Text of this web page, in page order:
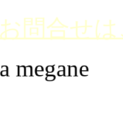
問合せ
megane